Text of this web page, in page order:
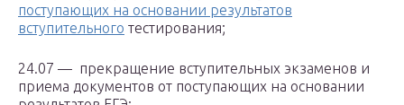
поступающих на основании результатов
вступительного тестирования;
24.07 — прекращение вступительных экзаменов и
приема документов от поступающих на основании